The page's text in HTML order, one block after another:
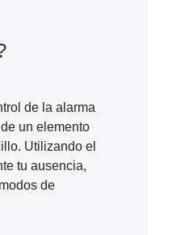
de la alarma
un elemento
Utilizando el
tu ausencia,
de